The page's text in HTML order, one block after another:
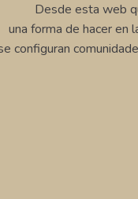
Desde esta web
una forma de hacer en
configuran